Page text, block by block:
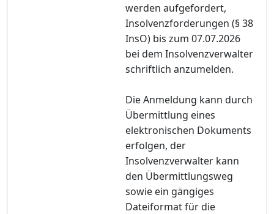
werden aufgefordert,
Insolvenzforderungen (§ 38
InsO) bis zum 07.07.2026
bei dem Insolvenzverwalter
schriftlich anzumelden.
Die Anmeldung kann durch
Übermittlung eines
elektronischen Dokuments
erfolgen, der
Insolvenzverwalter kann
den Übermittlungsweg
sowie ein gängiges
Dateiformat für die